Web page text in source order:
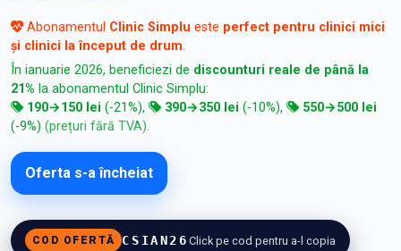
Abonamentul Clinic Simplu este perfect pentru clinici mici
și clinici la început de drum.
În ianuarie 2026, beneficiezi de discounturi reale de până la
21% la abonamentul Clinic Simplu:
190→150 lei (-21%), 390→350 lei (-10%),
550→500 lei
(-9%) (prețuri fără TVA).
Oferta s-a încheiat
COD OFERTĂ CSIAN26 Click pe cod pentru a-l copia